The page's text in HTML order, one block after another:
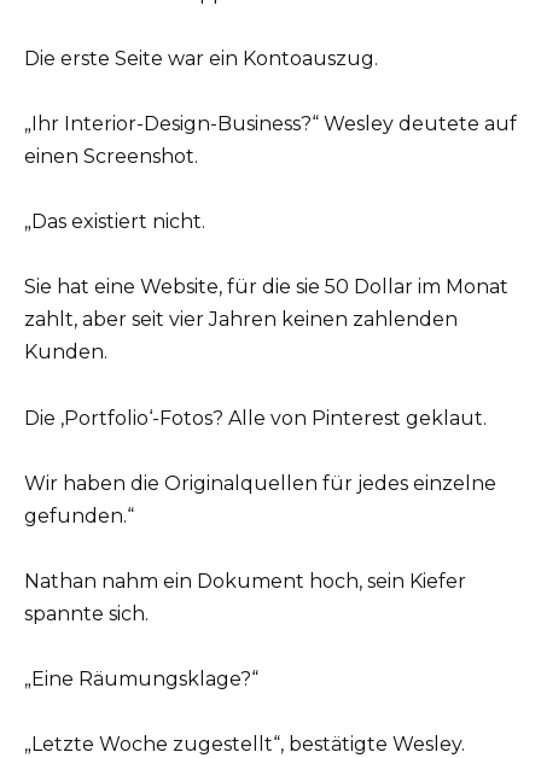
Die erste Seite war ein Kontoauszug.
„Ihr Interior-Design-Business?“ Wesley deutete auf
einen Screenshot.
„Das existiert nicht.
Sie hat eine Website, für die sie 50 Dollar im Monat
zahlt, aber seit vier Jahren keinen zahlenden
Kunden.
Die ‚Portfolio‘-Fotos? Alle von Pinterest geklaut.
Wir haben die Originalquellen für jedes einzelne
gefunden.“
Nathan nahm ein Dokument hoch, sein Kiefer
spannte sich.
„Eine Räumungsklage?“
„Letzte Woche zugestellt“, bestätigte Wesley.